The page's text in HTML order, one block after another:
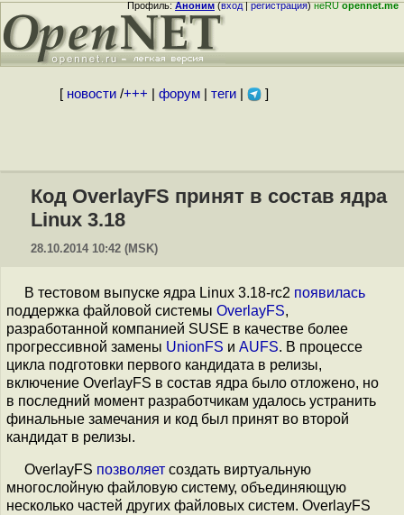
Профиль:Аноним(вход|регистрация)неRUopennet.me
[ новости/+++ форум| теги| ]
Код OverlayFS принят в состав ядра
Linux 3.18
28.10.2014 10:42 (MSK)
В тестовом выпуске ядра Linux 3.18-rc2 появилась
поддержка файловой системы OverlayFS,
разработанной компанией SUSE в качестве более
прогрессивной замены UnionFS и AUFS. В процессе
цикла подготовки первого кандидата в релизы,
включение OverlayFS в состав ядра было отложено, но
в последний момент разработчикам удалось устранить
финальные замечания и код был принят во второй
кандидат в релизы.
OverlayFS позволяет создать виртуальную
многослойную файловую систему, объединяющую
несколько частей других файловых систем. OverlayFS